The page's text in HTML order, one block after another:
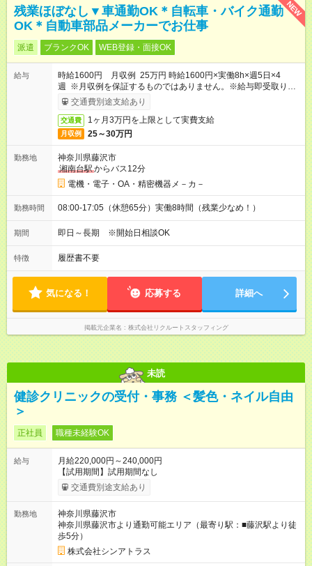
NEW
残業ほぼなし▼車通勤OK＊自転車・バイク通勤
OK＊自動車部品メーカーでお仕事
派遣 ブランクOK WEB登録・面接OK
給与
時給1600円 月収例 25万円 時給1600円×実働8h×週5日×4
週 ※月収例を保証するものではありません。※給与即受取りサ
ービス利用可（利用条件有）
交通費別途支給あり
交通費 1ヶ月3万円を上限として実費支給
月収例 25～30万円
勤務地
神奈川県藤沢市
湘南台駅からバス12分
電機・電子・OA・精密機器メ－カ－
勤務時間 08:00-17:05（休憩65分）実働8時間（残業少なめ！）
期間 即日～長期 ※開始日相談OK
特徴 履歴書不要
気になる！ 応募する 詳細へ
掲載元企業名 株式会社リクルートスタッフィング
未読
健診クリニックの受付・事務 ＜髪色・ネイル自由
＞
正社員 職種未経験OK
給与
月給220,000円～240,000円
【試用期間】試用期間なし
交通費別途支給あり
勤務地
神奈川県藤沢市
神奈川県藤沢市より通勤可能エリア（最寄り駅：■藤沢駅より徒
歩5分）
株式会社シンアトラス